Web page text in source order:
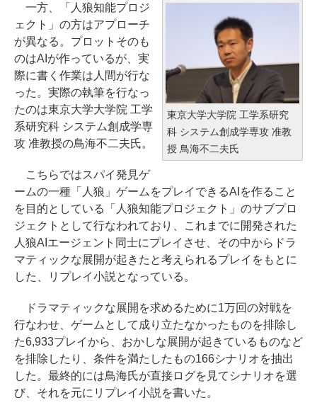
東京大学大学院 工学系研究
科 システム創成学専攻 准教
授 鳥海不二夫氏
一方、「人狼知能プロジ
ェクト」の方はアプローチ
が異なる。プロットそのも
のはAIが作っているが、実
際に書く作業は人間が行な
った。実際の執筆を行なっ
たのは東京大学大学院 工学
系研究科 システム創成学専
攻 准教授の鳥海不二夫氏。
こちらではスパイ発見ゲ
ームの一種「人狼」ゲームをプレイできるAIを作ること
を目的としている「人狼知能プロジェクト」のサブプロ
ジェクトとして行なわれており、これまでに開発された
人狼AIエージェント同士にプレイさせ、その中からドラ
マティックな展開が起きたと考えられるプレイをもとに
した、リプレイ小説となっている。
ドラマティックな展開を求めるために1万回の対戦を
行なわせ、ゲームとして成り立たなかったものを排除し
た6,933プレイから、おかしな展開が起きているものなど
を排除したり、条件を満たしたもの166シナリオを抽出
した。最終的には鳥海氏が直接ログを見てシナリオを選
び、それを元にリプレイ小説を書いた。